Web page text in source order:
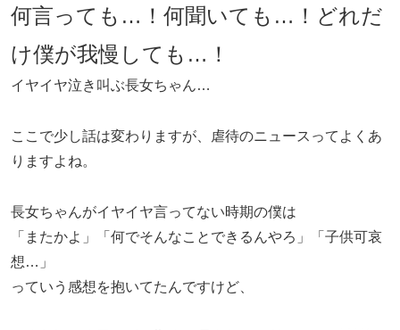
何言っても…！何聞いても…！どれだ
け僕が我慢しても…！
イヤイヤ泣き叫ぶ長女ちゃん…
ここで少し話は変わりますが、虐待のニュースってよくあ
りますよね。
長女ちゃんがイヤイヤ言ってない時期の僕は
「またかよ」「何でそんなことできるんやろ」「子供可哀
想…」
っていう感想を抱いてたんですけど、